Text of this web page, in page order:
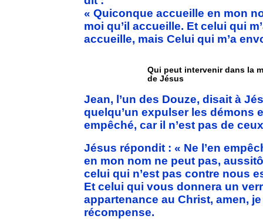
« Quiconque accueille en mon
moi qu’il accueille. Et celui qui
accueille, mais Celui qui m’a
Qui peut intervenir dans la
de Jésus
Jean, l’un des Douze, disait à
quelqu’un expulser les démons
empêché, car il n’est pas de
Jésus répondit : « Ne l’en
en mon nom ne peut pas,
celui qui n’est pas contre nous
Et celui qui vous donnera un
appartenance au Christ, amen,
récompense.